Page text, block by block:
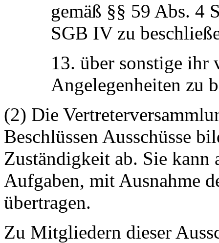
gemäß §§ 59 Abs. 4
SGB IV zu
13. über sonstige ihr
Angelegenheiten zu
(2) Die
Beschlüssen Ausschüsse
Zuständigkeit ab. Sie kann
Aufgaben, mit Ausnahme
übertragen.
Zu Mitgliedern dieser